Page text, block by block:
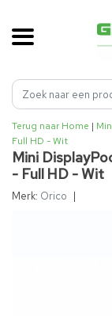
Terug naar Home |
Full HD - Wit
Mini
- Full HD - Wit
Merk: Orico |